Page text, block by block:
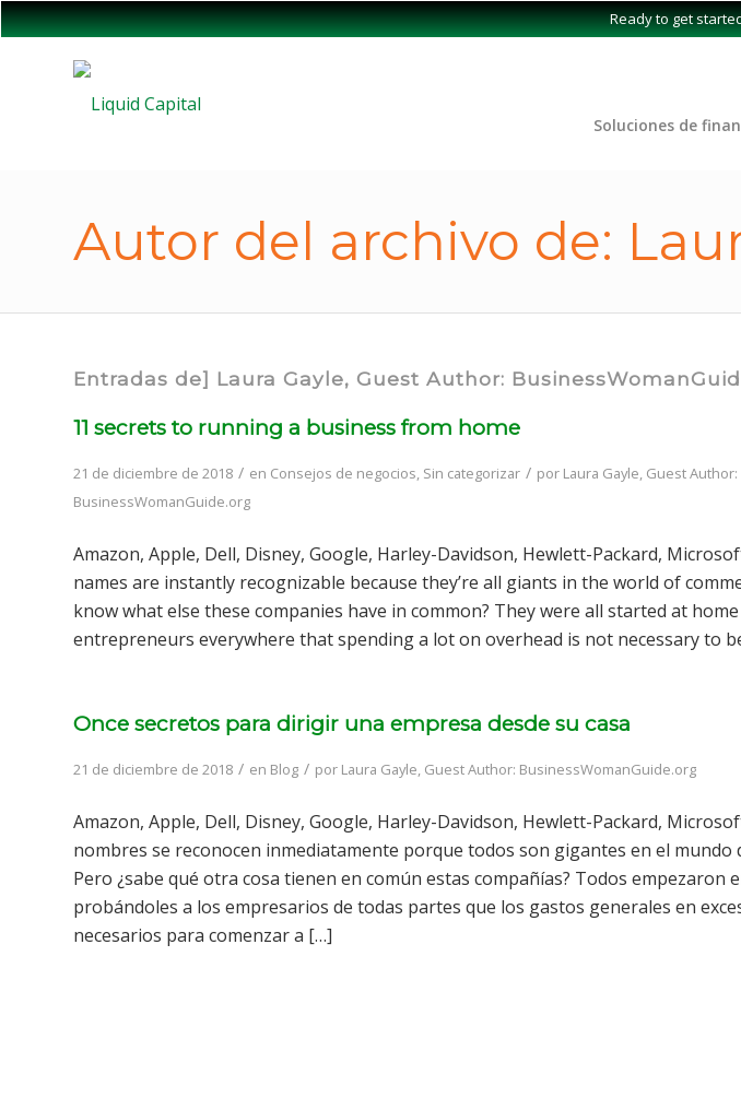
Ready to get
Soluciones de
Autor del archivo de:
Entradas de] Laura Gayle, Guest Author:
11 secrets to running a business from home
21 de diciembre de 2018 / en Consejos de negocios, Sin categorizar / por Laura Gayle, Guest Author:
BusinessWomanGuide.org
Amazon, Apple, Dell, Disney, Google, Harley-Davidson, Hewlett-Packard,
names are instantly recognizable because they’re all giants in the world of
know what else these companies have in common? They were all started at
entrepreneurs everywhere that spending a lot on overhead is not necessary to
Once secretos para dirigir una empresa desde su casa
21 de diciembre de 2018 / en Blog / por Laura Gayle, Guest Author: BusinessWomanGuide.org
Amazon, Apple, Dell, Disney, Google, Harley-Davidson, Hewlett-Packard,
nombres se reconocen inmediatamente porque todos son gigantes en el mundo
Pero ¿sabe qué otra cosa tienen en común estas compañías? Todos empezaron
probándoles a los empresarios de todas partes que los gastos generales en
necesarios para comenzar a […]